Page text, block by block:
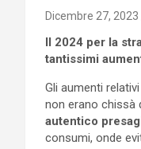
Dicembre 27, 2023
Il 2024 per la
tantissimi
Gli aumenti
non erano chissà
autentico
consumi, onde